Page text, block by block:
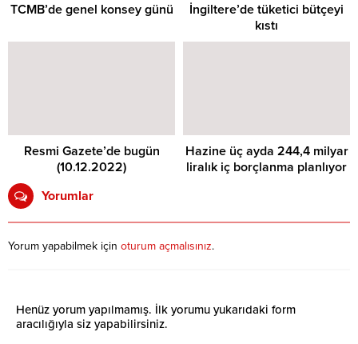
TCMB’de genel konsey günü
İngiltere’de tüketici bütçeyi
kıstı
Resmi Gazete’de bugün
(10.12.2022)
Hazine üç ayda 244,4 milyar
liralık iç borçlanma planlıyor
Yorumlar
Yorum yapabilmek için oturum açmalısınız.
Henüz yorum yapılmamış. İlk yorumu yukarıdaki form
aracılığıyla siz yapabilirsiniz.